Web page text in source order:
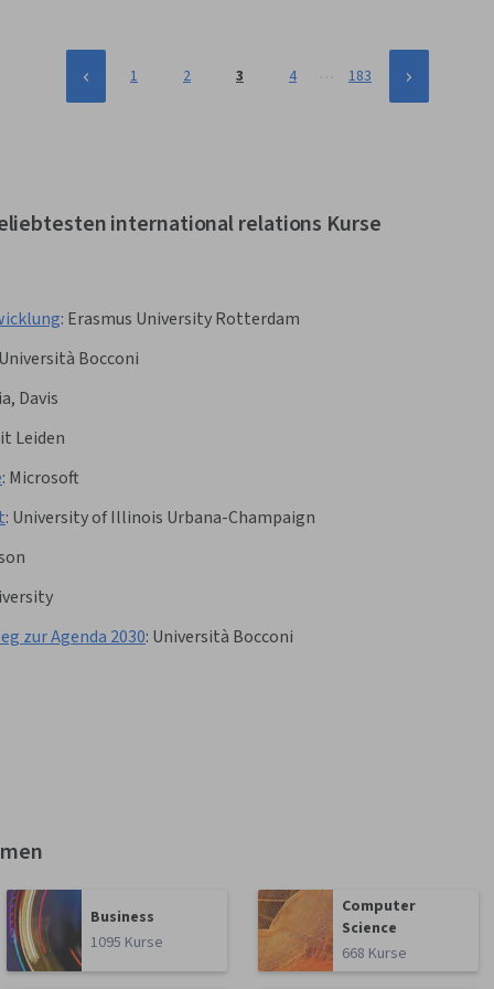
1 2 3 4 … 183
international relations Kurse
: Erasmus University Rotterdam
Università Bocconi
Davis
Leiden
: Microsoft
: University of Illinois Urbana-Champaign
zur Agenda 2030: Università Bocconi
Business
1095 Kurse
Computer
Science
668 Kurse